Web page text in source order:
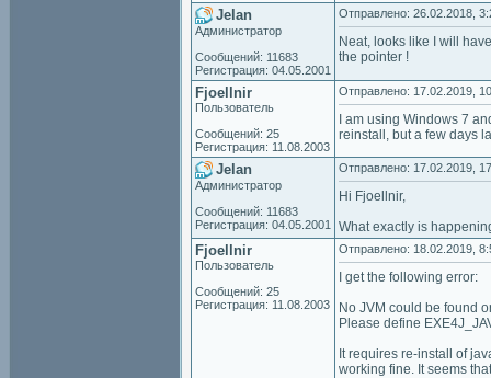
Jelan
Администратор
Сообщений: 11683
Регистрация: 04.05.2001
Отправлено: 26.02.2018,
Neat, looks like I will
the pointer !
Fjoellnir
Пользователь
Сообщений: 25
Регистрация: 11.08.2003
Отправлено: 17.02.2019,
I am using Windows 7
reinstall, but a few days
Jelan
Администратор
Сообщений: 11683
Регистрация: 04.05.2001
Отправлено: 17.02.2019,
Hi Fjoellnir,
What exactly is
Fjoellnir
Пользователь
Сообщений: 25
Регистрация: 11.08.2003
Отправлено: 18.02.2019,
I get the following error:
No JVM could be found
Please define
It requires re-install of
working fine. It seems